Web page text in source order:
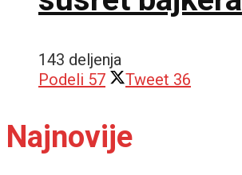
143 deljenja
Podeli 57 Tweet 36
Najnovije